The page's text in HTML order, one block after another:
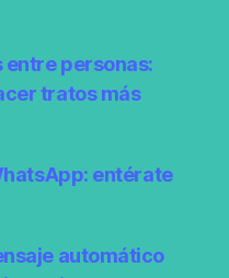
personas:
tratos más
entérate
automático